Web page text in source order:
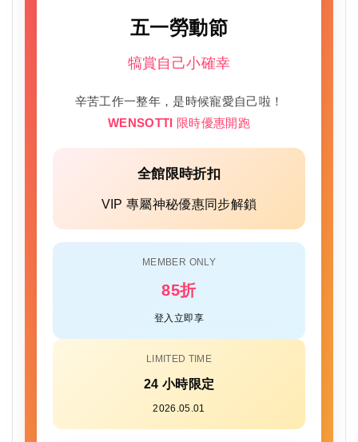
五一勞動節
犒賞自己小確幸
辛苦工作一整年，是時候寵愛自己啦！
WENSOTTI 限時優惠開跑
全館限時折扣
VIP 專屬神秘優惠同步解鎖
MEMBER ONLY
85折
登入立即享
LIMITED TIME
24 小時限定
2026.05.01